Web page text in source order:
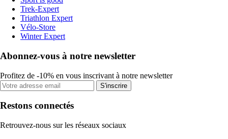
Trek-Expert
Triathlon Expert
Vélo-Store
Winter Expert
Abonnez-vous à notre newsletter
Profitez de -10% en vous inscrivant à notre newsletter
S'inscrire
Restons connectés
Retrouvez-nous sur les réseaux sociaux